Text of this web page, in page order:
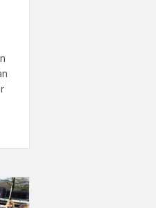
Meppel 8000 Euro